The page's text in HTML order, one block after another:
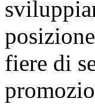
fiere di